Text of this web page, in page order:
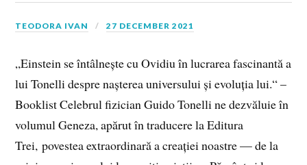
TEODORA IVAN 27 DECEMBER 2021
„Einstein se întâlnește cu Ovidiu în lucrarea fascinantă a
lui Tonelli despre nașterea universului și evoluția lui.“ –
Booklist Celebrul fizician Guido Tonelli ne dezvăluie în
volumul Geneza, apărut în traducere la Editura
Trei, povestea extraordinară a creației noastre — de la